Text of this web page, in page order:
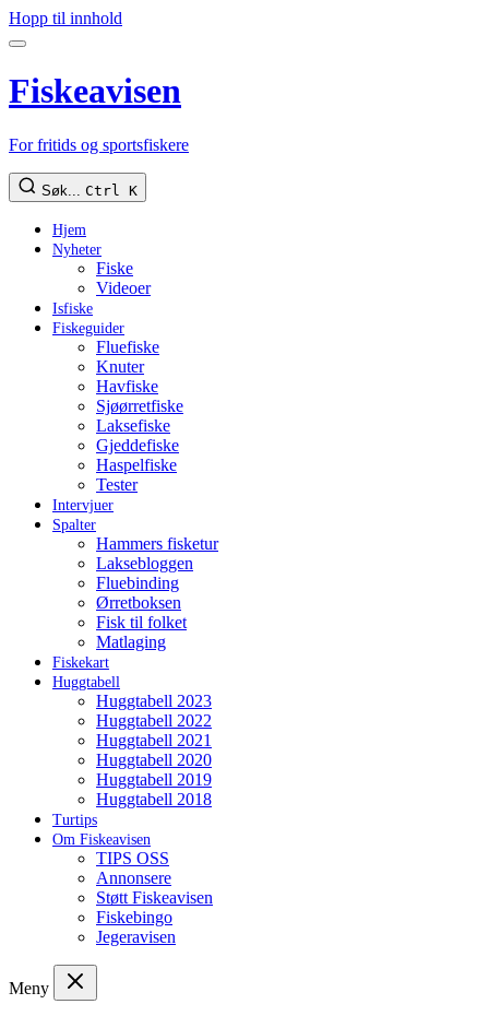
Hopp til innhold
Fiskeavisen
For fritids og sportsfiskere
Søk... Ctrl K
Hjem
Nyheter
Fiske
Videoer
Isfiske
Fiskeguider
Fluefiske
Knuter
Havfiske
Sjøørretfiske
Laksefiske
Gjeddefiske
Haspelfiske
Tester
Intervjuer
Spalter
Hammers fisketur
Laksebloggen
Fluebinding
Ørretboksen
Fisk til folket
Matlaging
Fiskekart
Huggtabell
Huggtabell 2023
Huggtabell 2022
Huggtabell 2021
Huggtabell 2020
Huggtabell 2019
Huggtabell 2018
Turtips
Om Fiskeavisen
TIPS OSS
Annonsere
Støtt Fiskeavisen
Fiskebingo
Jegeravisen
Meny